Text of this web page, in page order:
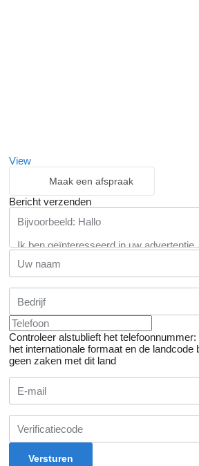
View
Maak een afspraak
Bericht verzenden
Controleer alstublieft het
het internationale formaat en de landcode
geen zaken met dit land